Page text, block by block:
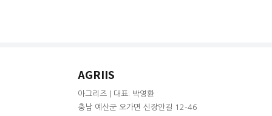
AGRIIS
아그리즈 | 대표: 박영환
충남 예산군 오가면 신장안길 12-46